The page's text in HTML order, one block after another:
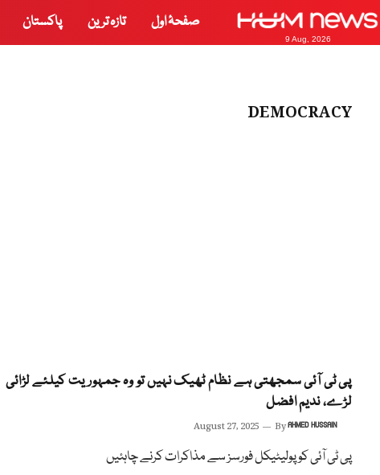
9 Aug, 2026
صفحۂ اول تازہ ترین پاکستان
DEMOCRACY
پی ٹی آئی سمجھتی ہے نظام ٹھیک نہیں تو وہ جمہوریت کیلئے لڑائی
لڑے، ندیم افضل
August 27, 2025 ByAHMED HUSSAIN
پی ٹی آئی کو پولیٹیکل فورسز سے مذاکرات کرنے چاہئیں